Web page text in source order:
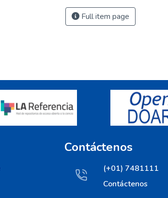
Full item page
Contáctenos
(+01) 7481111
Contáctenos